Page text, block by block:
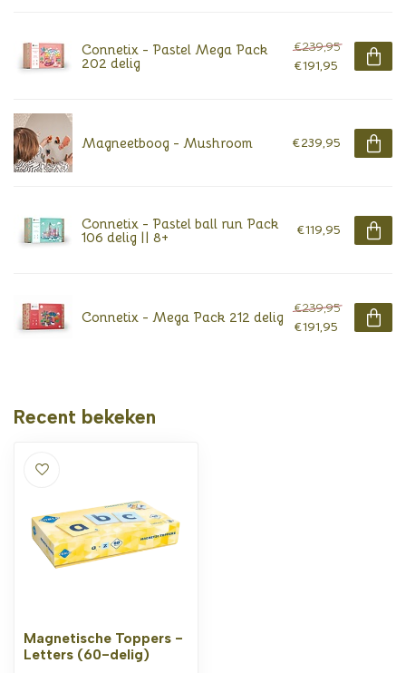
Connetix - Pastel Mega Pack
202 delig
€239,95
€191,95
Magneetboog - Mushroom €239,95
Connetix - Pastel ball run Pack
106 delig || 8+ €119,95
Connetix - Mega Pack 212 delig
€239,95
€191,95
Recent bekeken
Magnetische Toppers -
Letters (60-delig)